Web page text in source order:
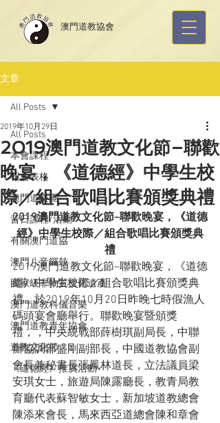
​澳門道教協會
文章
All Posts
本會課程
報名表格
澳門道樂團
昔日課程/活動
有關澳門道協
澳門八音鑼鼓
國家級非物質文化遺產
澳門道教科儀音樂
澳門道教青年協會
道教文化節
《道德經》推廣活動
All Posts
2019澳門道教文化節–聯歡
晚宴，《道德經》中學生校
際／組合歌唱比賽頒獎典禮
2019年10月29日
2019澳門道教文化節–聯歡晚宴，《道德
經》中學生校際／組合歌唱比賽頒獎典
禮
2019澳門道教文化節–聯歡晚宴，《道德
經》中學生校際／組合歌唱比賽頒獎典
禮，於2019年10月20日昨晚七時假漁人
碼頭宴會廳舉行。聯歡晚宴暨頒獎
禮，，中央統戰部薛樹琪副局長，中聯
辦協調部盛剛副部長，中國道教協會副
會長兼秘書長張鳳林道長，立法議員梁
安琪女士，旅遊局陳露廳長，教青局教
育廳代表蘇智敏女士，新加坡道教總會
陳添來會長，馬來西亞道總會陳和章會